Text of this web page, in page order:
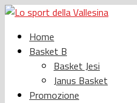
Home
Basket B
Basket Jesi
Janus Basket
Promozione